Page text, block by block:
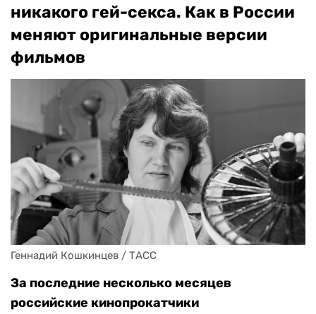
никакого гей-секса. Как в России
меняют оригинальные версии
фильмов
Геннадий Кошкинцев / ТАСС
За последние несколько месяцев
российские кинопрокатчики